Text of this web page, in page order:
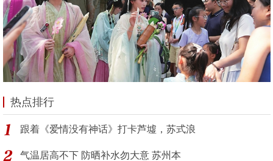
热点排行
跟着《爱情没有神话》打卡芦墟，苏式浪
气温居高不下 防晒补水勿大意 苏州本